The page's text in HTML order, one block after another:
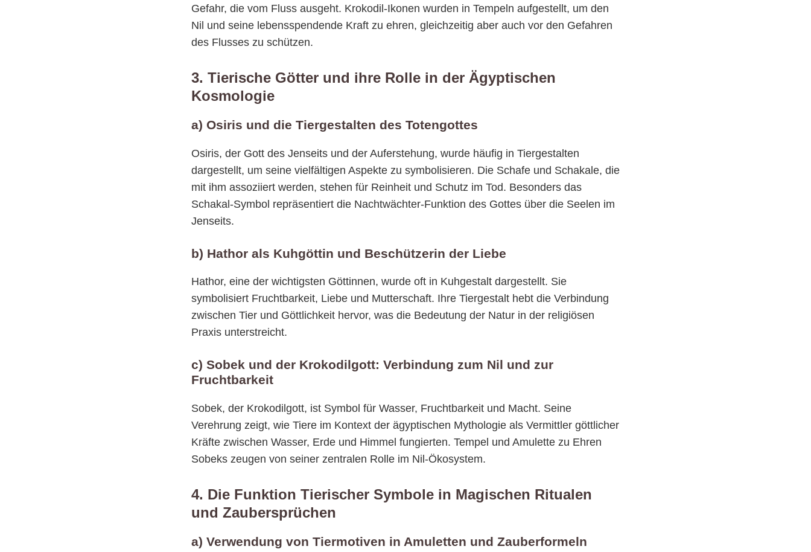
Gefahr, die vom Fluss ausgeht. Krokodil-Ikonen wurden in Tempeln aufgestellt, um den
Nil und seine lebensspendende Kraft zu ehren, gleichzeitig aber auch vor den Gefahren
des Flusses zu schützen.
3. Tierische Götter und ihre Rolle in der Ägyptischen
Kosmologie
a) Osiris und die Tiergestalten des Totengottes
Osiris, der Gott des Jenseits und der Auferstehung, wurde häufig in Tiergestalten
dargestellt, um seine vielfältigen Aspekte zu symbolisieren. Die Schafe und Schakale, die
mit ihm assoziiert werden, stehen für Reinheit und Schutz im Tod. Besonders das
Schakal-Symbol repräsentiert die Nachtwächter-Funktion des Gottes über die Seelen im
Jenseits.
b) Hathor als Kuhgöttin und Beschützerin der Liebe
Hathor, eine der wichtigsten Göttinnen, wurde oft in Kuhgestalt dargestellt. Sie
symbolisiert Fruchtbarkeit, Liebe und Mutterschaft. Ihre Tiergestalt hebt die Verbindung
zwischen Tier und Göttlichkeit hervor, was die Bedeutung der Natur in der religiösen
Praxis unterstreicht.
c) Sobek und der Krokodilgott: Verbindung zum Nil und zur
Fruchtbarkeit
Sobek, der Krokodilgott, ist Symbol für Wasser, Fruchtbarkeit und Macht. Seine
Verehrung zeigt, wie Tiere im Kontext der ägyptischen Mythologie als Vermittler göttlicher
Kräfte zwischen Wasser, Erde und Himmel fungierten. Tempel und Amulette zu Ehren
Sobeks zeugen von seiner zentralen Rolle im Nil-Ökosystem.
4. Die Funktion Tierischer Symbole in Magischen Ritualen
und Zaubersprüchen
a) Verwendung von Tiermotiven in Amuletten und Zauberformeln